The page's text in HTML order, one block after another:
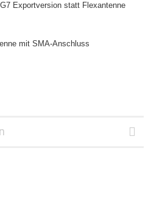
Exportversion statt Flexantenne
mit SMA-Anschluss